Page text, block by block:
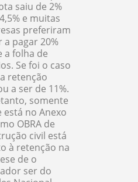
saiu de 2%
e muitas
preferiram
a pagar 20%
a folha de
Se foi o caso
retenção
a ser de 11%.
somente
está no Anexo
OBRA de
civil está
à retenção na
de o
ser do